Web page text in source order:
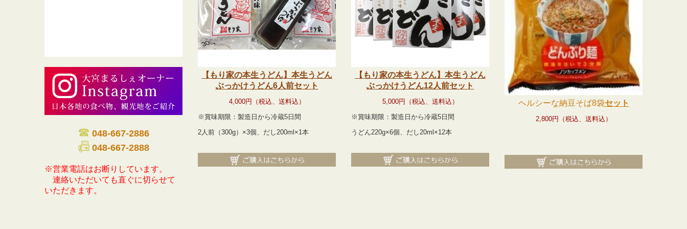
☎ 048-667-2886
📠 048-667-2888
※営業電話はお断りしています。
連絡いただいても直ぐに切らせて
いただきます。
【もり家の本生うどん】本生うどん
ぶっかけうどん6人前セット
4,000円（税込、送料込 ）
※賞味期限：製造日から冷蔵5日間
2人前（300g）×3個、だし200ml×1本
【もり家の本生うどん】本生うどん
ぶっかけうどん12人前セット
5,000円（税込、送料込 ）
※賞味期限：製造日から冷蔵5日間
うどん220g×6個、だし20ml×12本
ヘルシーな納豆そば8袋セット
2,800円（税込、送料込 ）